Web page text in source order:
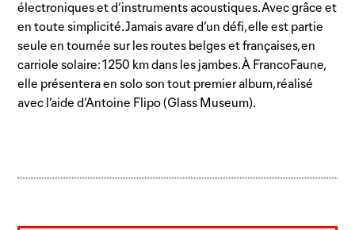
électroniques et d’instruments acoustiques. Avec grâce et
en toute simplicité. Jamais avare d’un défi, elle est partie
seule en tournée sur les routes belges et françaises, en
carriole solaire: 1250 km dans les jambes. À FrancoFaune,
elle présentera en solo son tout premier album, réalisé
avec l’aide d’Antoine Flipo (Glass Museum).